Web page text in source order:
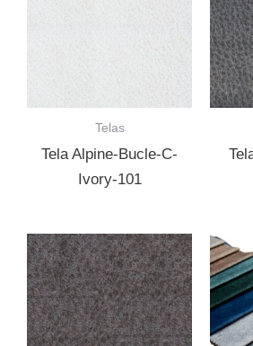
Telas
Tela Alpine-Bucle-C-
Ivory-101